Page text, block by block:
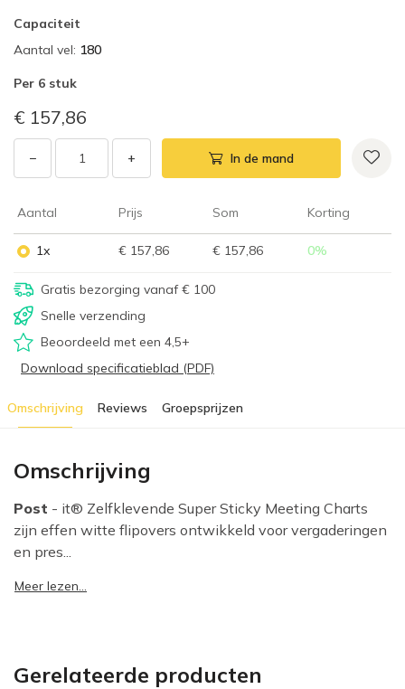
Capaciteit
Aantal vel: 180
Per 6 stuk
€ 157,86
− + In de mand
Aantal Prijs Som Korting
1x € 157,86 € 157,86 0%
Gratis bezorging vanaf € 100
Snelle verzending
Beoordeeld met een 4,5+
Download specificatieblad (PDF)
Omschrijving Reviews Groepsprijzen
Omschrijving
Post - it® Zelfklevende Super Sticky Meeting Charts
zijn effen witte flipovers ontwikkeld voor vergaderingen
en pres...
Meer lezen...
Gerelateerde producten